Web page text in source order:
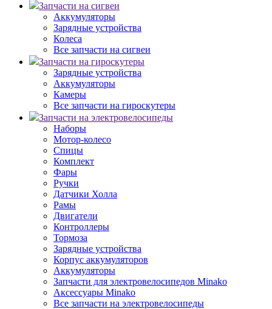
Запчасти на сигвеи
Аккумуляторы
Зарядные устройства
Колеса
Все запчасти на сигвеи
Запчасти на гироскутеры
Зарядные устройства
Аккумуляторы
Камеры
Все запчасти на гироскутеры
Запчасти на электровелосипеды
Наборы
Мотор-колесо
Спицы
Комплект
Фары
Ручки
Датчики Холла
Рамы
Двигатели
Контроллеры
Тормоза
Зарядные устройства
Корпус аккумуляторов
Аккумуляторы
Запчасти для электровелосипедов Minako
Аксессуары Minako
Все запчасти на электровелосипеды